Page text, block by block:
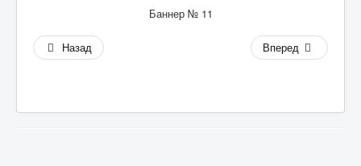
И
К
М
Баннер № 11
Назад Вперед